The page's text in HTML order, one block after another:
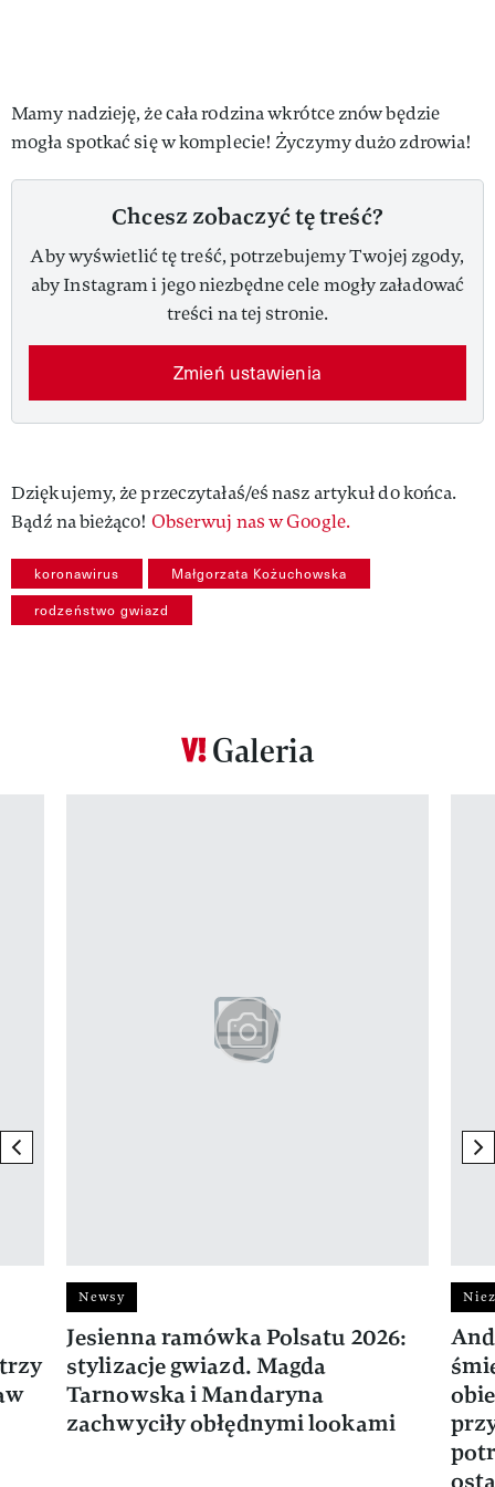
Mamy nadzieję, że cała rodzina wkrótce znów będzie
mogła spotkać się w komplecie! Życzymy dużo zdrowia!
Chcesz zobaczyć tę treść?
Aby wyświetlić tę treść, potrzebujemy Twojej zgody,
aby Instagram i jego niezbędne cele mogły załadować
treści na tej stronie.
Zmień ustawienia
Dziękujemy, że przeczytałaś/eś nasz artykuł do końca.
Bądź na bieżąco! Obserwuj nas w Google.
koronawirus Małgorzata Kożuchowska
rodzeństwo gwiazd
Galeria
previous element
Newsy
Jesienna ramówka Polsatu 2026:
stylizacje gwiazd. Magda
Tarnowska i Mandaryna
zachwyciły obłędnymi lookami